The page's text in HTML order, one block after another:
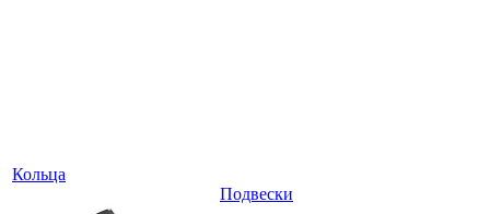
Кольца
Подвески